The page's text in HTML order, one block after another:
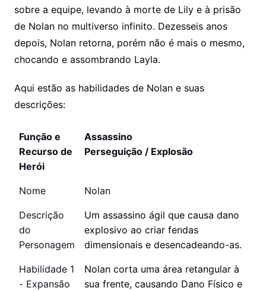
sobre a equipe, levando à morte de Lily e à prisão
de Nolan no multiverso infinito. Dezesseis anos
depois, Nolan retorna, porém não é mais o mesmo,
chocando e assombrando Layla.
Aqui estão as habilidades de Nolan e suas
descrições:
Função e
Recurso de
Herói
Assassino
Perseguição / Explosão
Nome Nolan
Descrição
do
Personagem
Um assassino ágil que causa dano
explosivo ao criar fendas
dimensionais e desencadeando-as.
Habilidade 1
- Expansão
Nolan corta uma área retangular à
sua frente, causando Dano Físico e